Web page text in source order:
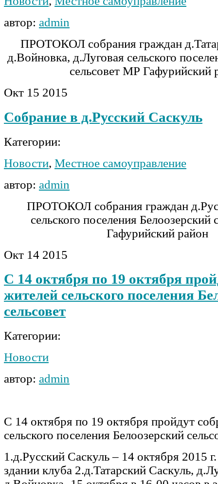
автор: admin
ПРОТОКОЛ собрания граждан
д.Войновка, д.Луговая сельского
сельсовет МР Гафурийский
Окт 15 2015
Собрание в д.Русский Саскуль
Категории:
Новости, Местное самоуправление
автор: admin
ПРОТОКОЛ собрания граждан
сельского поселения Белоозерский
Гафурийский район
Окт 14 2015
С 14 октября по 19 октября
жителей сельского поселения
сельсовет
Категории:
Новости
автор: admin
С 14 октября по 19 октября пройдут
сельского поселения Белоозерский
1.д.Русский Саскуль – 14 октября 2015
здании клуба 2.д.Татарский Саскуль,